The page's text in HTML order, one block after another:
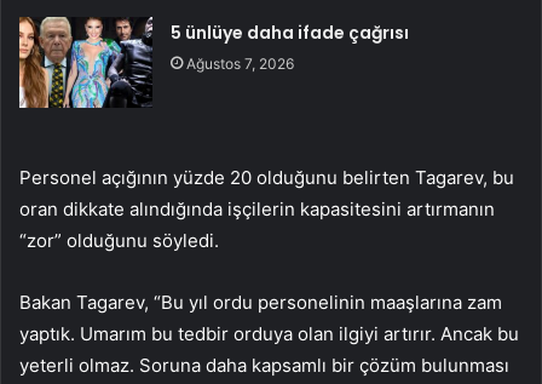
5 ünlüye daha ifade çağrısı
Ağustos 7, 2026
Personel açığının yüzde 20 olduğunu belirten Tagarev, bu
oran dikkate alındığında işçilerin kapasitesini artırmanın
“zor” olduğunu söyledi.
Bakan Tagarev, “Bu yıl ordu personelinin maaşlarına zam
yaptık. Umarım bu tedbir orduya olan ilgiyi artırır. Ancak bu
yeterli olmaz. Soruna daha kapsamlı bir çözüm bulunması